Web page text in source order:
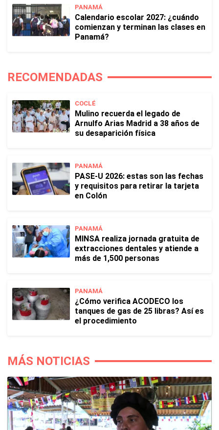
PANAMÁ
Calendario escolar 2027: ¿cuándo
comienzan y terminan las clases en
Panamá?
RECOMENDADAS
COCLÉ
Mulino recuerda el legado de
Arnulfo Arias Madrid a 38 años de
su desaparición física
PANAMÁ
PASE-U 2026: estas son las fechas
y requisitos para retirar la tarjeta
en Colón
PANAMÁ
MINSA realiza jornada gratuita de
extracciones dentales y atiende a
más de 1,500 personas
PANAMÁ
¿Cómo verifica ACODECO los
tanques de gas de 25 libras? Así es
el procedimiento
MÁS NOTICIAS